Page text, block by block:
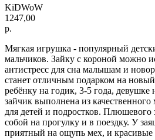
KiDWoW
1247,00
р.
Мягкая игрушка - популярный
мальчиков. Зайку с короной можно
антистресс для сна малышам и
станет отличным подарком на
ребёнку на годик, 3-5 года,
зайчик выполнена из качественного
для детей и подростков. Плюшевого
собой на прогулку и в поездку. У
приятный на ощупь мех, и красивые